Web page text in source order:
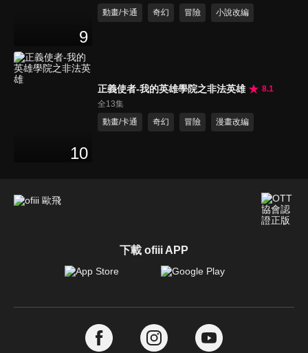
9
動畫/卡通
奇幻 冒險 小說改編
10
正義使者-我的英雄學院之非法英雄
8.1
全13集
動畫/卡通
奇幻 冒險 漫畫改編
下載 ofiii APP